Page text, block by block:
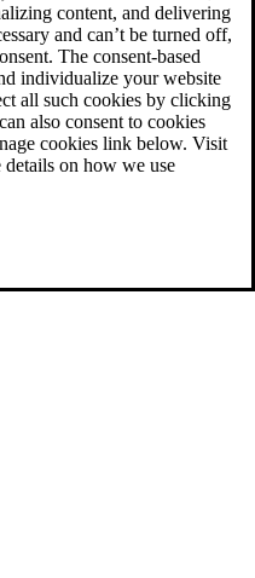
content, and delivering
and can’t be turned off,
The consent-based
individualize your website
all such cookies by clicking
also consent to cookies
cookies link below. Visit
details on how we use